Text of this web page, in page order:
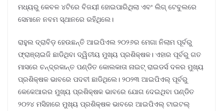
ମଧ୍ୟରୁ କେବଳ ୪ଟିରେ ବିଜୟୀ ହୋଇପାରିଥିଲା ଏବଂ ଲିଗ୍ ଟେବୁଲରେ
ସେମାନେ ନବମ ସ୍ଥାନରେ ରହିଥିଲେ।
ରାହୁଲ ଦ୍ରାବିଡ଼ ହେଉଛନ୍ତି ଆଇପିଏଲ ୨୦୨୬ର ମେଗା ନିଲାମ ପୂର୍ବରୁ
ଫ୍ରାଞ୍ଚାଇଜି ଛାଡିଥିବା ଦ୍ୱିତୀୟ ମୁଖ୍ୟ ପ୍ରଶିକ୍ଷକ। ଏହାର ପୂର୍ବରୁ ଗତ
ମାସରେ ଚନ୍ଦ୍ରକାନ୍ତ ପଣ୍ଡିତ କୋଲକାତା ନାଇଟ୍ ରାଇଡର୍ସ ଦଳର ମୁଖ୍ୟ
ପ୍ରଶିକ୍ଷକ ଭାବରେ ପଦବୀ ଛାଡିଥିଲେ। ୨୦୨୩ ଆଇପିଏଲ୍ ପୂର୍ବରୁ
କେକେଆରର ମୁଖ୍ୟ ପ୍ରଶିକ୍ଷକ ଭାବରେ ଯୋଗ ଦେଇଥିବା ପଣ୍ଡିତ
୨୦୨୪ ମସିହାରେ ମୁଖ୍ୟ ପ୍ରଶିକ୍ଷକ ଭାବରେ ଆଇପିଏଲ୍ ଟାଇଟଲ୍